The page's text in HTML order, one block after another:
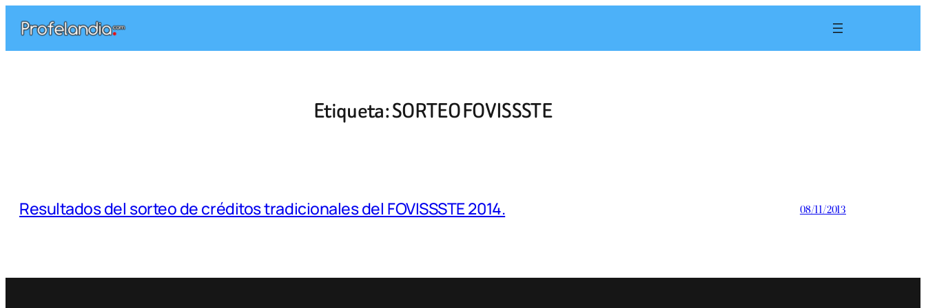
contenido
Etiqueta:SORTEO FOVISSSTE
Resultados del sorteo de créditos tradicionales del FOVISSSTE 2014. 08/11/2013